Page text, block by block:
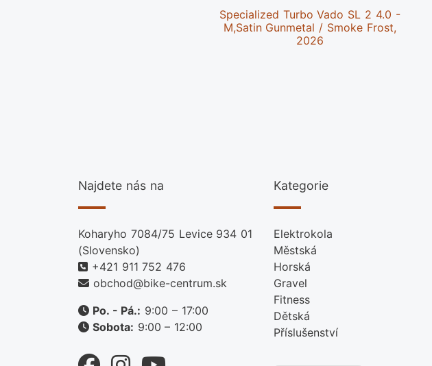
Specialized Turbo Vado SL 2 4.0 -
M,Satin Gunmetal / Smoke Frost,
2026
Najdete nás na
Koharyho 7084/75 Levice 934 01
(Slovensko)
+421 911 752 476
obchod@bike-centrum.sk
Po. - Pá.: 9:00 – 17:00
Sobota: 9:00 – 12:00
Kategorie
Elektrokola
Městská
Horská
Gravel
Fitness
Dětská
Příslušenství